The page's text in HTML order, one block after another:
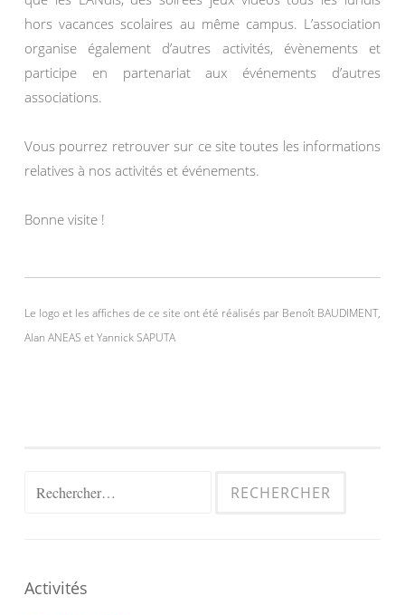
hors vacances scolaires au même campus. L’association
organise également d’autres activités, évènements et
participe en partenariat aux événements d’autres
associations.
Vous pourrez retrouver sur ce site toutes les informations
relatives à nos activités et événements.
Bonne visite !
Le logo et les affiches de ce site ont été réalisés par Benoît BAUDIMENT,
Alan ANEAS et Yannick SAPUTA
Rechercher :
Activités